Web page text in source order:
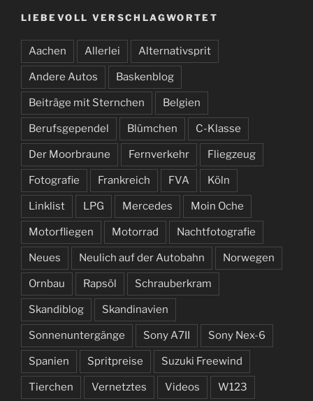
LIEBEVOLL VERSCHLAGWORTET
Aachen Allerlei Alternativsprit
Andere Autos Baskenblog
Beiträge mit Sternchen Belgien
Berufsgependel Blümchen C-Klasse
Der Moorbraune Fernverkehr Fliegzeug
Fotografie Frankreich FVA Köln
Linklist LPG Mercedes Moin Oche
Motorfliegen Motorrad Nachtfotografie
Neues Neulich auf der Autobahn Norwegen
Ornbau Rapsöl Schrauberkram
Skandiblog Skandinavien
Sonnenuntergänge Sony A7II Sony Nex-6
Spanien Spritpreise Suzuki Freewind
Tierchen Vernetztes Videos W123